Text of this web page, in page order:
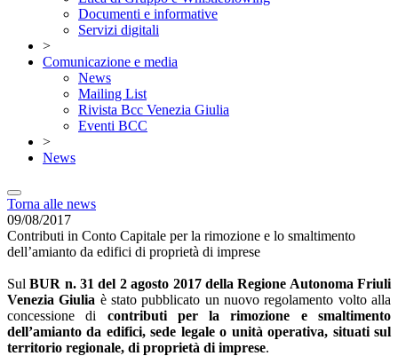
Documenti e informative
Servizi digitali
>
Comunicazione e media
News
Mailing List
Rivista Bcc Venezia Giulia
Eventi BCC
>
News
Torna alle news
09/08/2017
Contributi in Conto Capitale per la rimozione e lo smaltimento
dell’amianto da edifici di proprietà di imprese
SulBUR n. 31 del 2 agosto 2017 della Regione Autonoma Friuli
Venezia Giulia è stato pubblicato un nuovo regolamento volto alla
concessione di contributi per la rimozione e smaltimento
dell’amianto da edifici, sede legale o unità operativa, situati sul
territorio regionale, di proprietà di imprese.